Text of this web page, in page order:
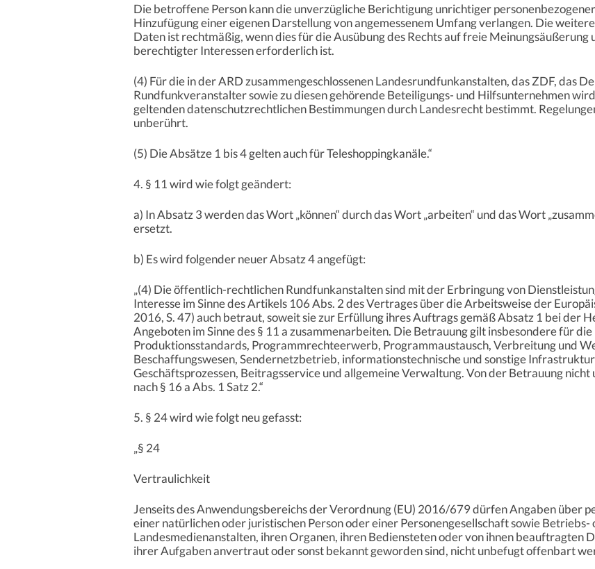
Die betroffene Person kann die unverzügliche Berichtigung unrichtiger
Hinzufügung einer eigenen Darstellung von angemessenem Umfang verlangen. Die
Daten ist rechtmäßig, wenn dies für die Ausübung des Rechts auf freie
berechtigter Interessen erforderlich ist.
(4) Für die in der ARD zusammengeschlossenen Landesrundfunkanstalten, das ZDF, das
Rundfunkveranstalter sowie zu diesen gehörende Beteiligungs- und Hilfsunternehmen
geltenden datenschutzrechtlichen Bestimmungen durch Landesrecht bestimmt.
unberührt.
(5) Die Absätze 1 bis 4 gelten auch für Teleshoppingkanäle.“
4. § 11 wird wie folgt geändert:
a) In Absatz 3 werden das Wort „können“ durch das Wort „arbeiten“ und das Wort
ersetzt.
b) Es wird folgender neuer Absatz 4 angefügt:
„(4) Die öffentlich-rechtlichen Rundfunkanstalten sind mit der Erbringung von
Interesse im Sinne des Artikels 106 Abs. 2 des Vertrages über die Arbeitsweise der
2016, S. 47) auch betraut, soweit sie zur Erfüllung ihres Auftrags gemäß Absatz 1 bei der
Angeboten im Sinne des § 11 a zusammenarbeiten. Die Betrauung gilt insbesondere für
Produktionsstandards, Programmrechteerwerb, Programmaustausch, Verbreitung und
Beschaffungswesen, Sendernetzbetrieb, informationstechnische und sonstige
Geschäftsprozessen, Beitragsservice und allgemeine Verwaltung. Von der Betrauung
nach § 16 a Abs. 1 Satz 2.“
5. § 24 wird wie folgt neu gefasst:
„§ 24
Vertraulichkeit
Jenseits des Anwendungsbereichs der Verordnung (EU) 2016/679 dürfen Angaben über
einer natürlichen oder juristischen Person oder einer Personengesellschaft sowie Betriebs-
Landesmedienanstalten, ihren Organen, ihren Bediensteten oder von ihnen beauftragten
ihrer Aufgaben anvertraut oder sonst bekannt geworden sind, nicht unbefugt offenbart